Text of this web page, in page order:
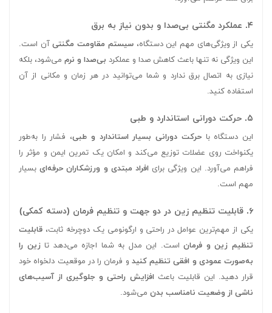
۴. عملکرد مگنتی بی‌صدا و بدون نیاز به برق
یکی از ویژگی‌های مهم این دستگاه،سیستم مقاومت مگنتیآن است.
این ویژگی نه تنها باعث کاهش صدا و عملکرد بی‌صدا و نرم می‌شود، بلکه
نیازی به اتصال برق ندارد و شما می‌توانید در هر زمان و مکانی از آن
استفاده کنید.
۵. حرکت دورانی استاندارد و طبی
این دستگاه باحرکت دورانی بسیار استاندارد و طبی، فشار را به‌طور
یکنواخت روی عضلات توزیع می‌کند و امکان یک تمرین ایمن و مؤثر را
فراهم می‌آورد. این ویژگی برای افراد مبتدی و ورزشکاران حرفه‌ایبسیار
مهم است.
۶. قابلیت تنظیم زین در دو جهت و تنظیم فرمان (دسته کمکی)
یکی از مهم‌ترین عوامل در راحتی و ارگونومی یک دوچرخه ثابت، قابلیت
تنظیم زین و فرماناست. این مدل به شما اجازه می‌دهد تازین را
به‌صورت عمودی و افقی تنظیم کنید و فرمان را در موقعیت دلخواه خود
قرار دهید. این قابلیت باعث افزایش راحتی و جلوگیری از آسیب‌های
ناشی از وضعیت نامناسب بدن می‌شود.